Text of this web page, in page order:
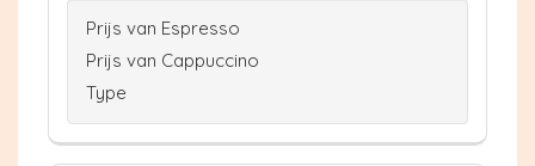
Prijs van Espresso
Prijs van Cappuccino
Type